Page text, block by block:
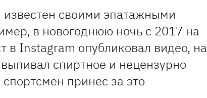
своими эпатажными
в новогоднюю ночь с 2017 на
в Instagram опубликовал видео, на
спиртное и нецензурно
принес за это